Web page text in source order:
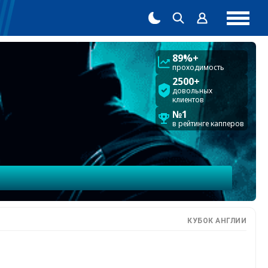
89%+
проходимость
2500+
довольных
клиентов
№1
в рейтинге капперов
КУБОК АНГЛИИ